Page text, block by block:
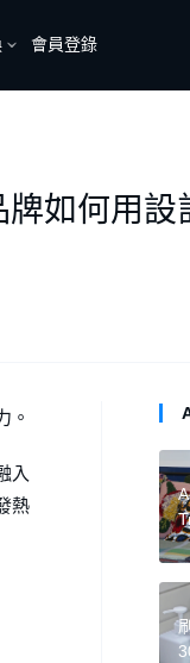
會員登錄
如何用設
。
入
熱